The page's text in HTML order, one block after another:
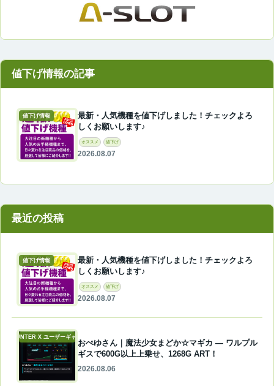
値下げ情報
最新・人気機種を値下げしました！チェックよろ
しくお願いします♪
オススメ 値下げ
2026.08.07
最近の投稿
値下げ情報
最新・人気機種を値下げしました！チェックよろ
しくお願いします♪
オススメ 値下げ
2026.08.07
A-COUNTER X ユーザーギャラリー
おぺゆさん｜魔法少女まどか☆マギカ ― ワルプル
ギスで600G以上上乗せ、1268G ART！
2026.08.06